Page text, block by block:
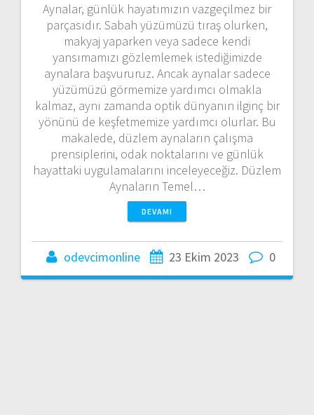
Aynalar, günlük hayatımızın vazgeçilmez bir
parçasıdır. Sabah yüzümüzü tıraş olurken,
makyaj yaparken veya sadece kendi
yansımamızı gözlemlemek istediğimizde
aynalara başvururuz. Ancak aynalar sadece
yüzümüzü görmemize yardımcı olmakla
kalmaz, aynı zamanda optik dünyanın ilginç bir
yönünü de keşfetmemize yardımcı olurlar. Bu
makalede, düzlem aynaların çalışma
prensiplerini, odak noktalarını ve günlük
hayattaki uygulamalarını inceleyeceğiz. Düzlem
Aynaların Temel…
DEVAMI
odevcimonline 23 Ekim 2023 0